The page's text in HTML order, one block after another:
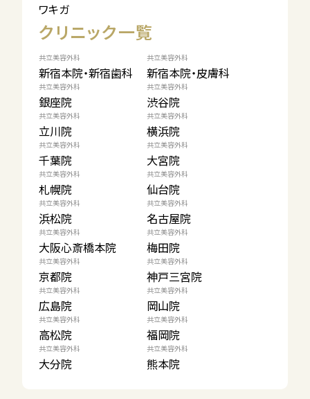
ワキガ
クリニック一覧
共立美容外科
新宿本院・新宿歯科
共立美容外科
新宿本院・皮膚科
共立美容外科
銀座院
共立美容外科
渋谷院
共立美容外科
立川院
共立美容外科
横浜院
共立美容外科
千葉院
共立美容外科
大宮院
共立美容外科
札幌院
共立美容外科
仙台院
共立美容外科
浜松院
共立美容外科
名古屋院
共立美容外科
大阪心斎橋本院
共立美容外科
梅田院
共立美容外科
京都院
共立美容外科
神戸三宮院
共立美容外科
広島院
共立美容外科
岡山院
共立美容外科
高松院
共立美容外科
福岡院
共立美容外科
大分院
共立美容外科
熊本院